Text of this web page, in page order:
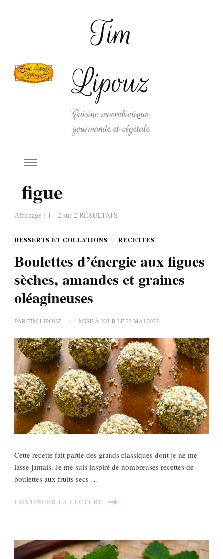
Tim
Lipouz
Cuisine macrobiotique,
gourmande et végétale
figue
Affichage : 1 - 2 sur 2 RÉSULTATS
DESSERTS ET COLLATIONS RECETTES
Boulettes d’énergie aux figues
sèches, amandes et graines
oléagineuses
PAR TIM LIPOUZ MISE À JOUR LE23 MAI 2023
Cette recette fait partie des grands classiques dont je ne me
lasse jamais. Je me suis inspiré de nombreuses recettes de
boulettes aux fruits secs …
CONTINUER LA LECTURE